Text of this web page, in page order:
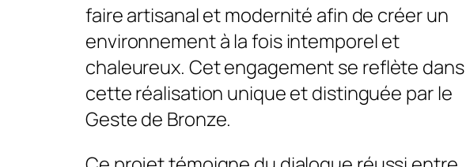
faire artisanal et modernité afin de créer un
environnement à la fois intemporel et
chaleureux. Cet engagement se reflète dans
cette réalisation unique et distinguée par le
Geste de Bronze.